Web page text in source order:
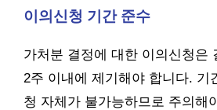
이의신청 기간 준수
가처분 결정에 대한 이의신청은
2주 이내에 제기해야 합니다. 기
청 자체가 불가능하므로 주의해